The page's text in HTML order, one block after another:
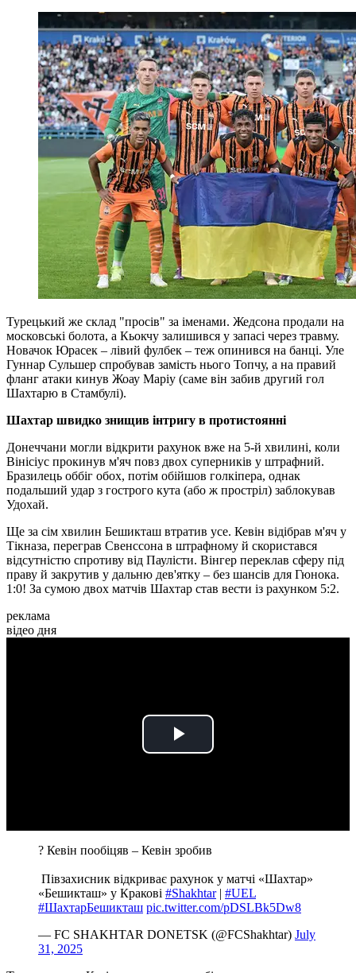
Турецький же склад "просів" за іменами. Жедсона продали на
московські болота, а Кьокчу залишився у запасі через травму.
Новачок Юрасек – лівий фулбек – теж опинився на банці. Уле
Гуннар Сульшер спробував замість нього Топчу, а на правий
фланг атаки кинув Жоау Маріу (саме він забив другий гол
Шахтарю в Стамбулі).
Шахтар швидко знищив інтригу в протистоянні
Донеччани могли відкрити рахунок вже на 5-й хвилині, коли
Вінісіус прокинув м'яч повз двох суперників у штрафний.
Бразилець оббіг обох, потім обійшов голкіпера, однак
подальший удар з гострого кута (або ж простріл) заблокував
Удохай.
Ще за сім хвилин Бешикташ втратив усе. Кевін відібрав м'яч у
Тікназа, переграв Свенссона в штрафному й скористався
відсутністю спротиву від Паулісти. Вінгер переклав сферу під
праву й закрутив у дальню дев'ятку – без шансів для Гюнока.
1:0! За сумою двох матчів Шахтар став вести із рахунком 5:2.
реклама
відео дня
Play
? Кевін пообіцяв – Кевін зробив
️ Півзахисник відкриває рахунок у матчі «Шахтар»
«Бешикташ» у Кракові #Shakhtar| #UEL
#ШахтарБешикташ pic.twitter.com/pDSLBk5Dw8
— FC SHAKHTAR DONETSK (@FCShakhtar) July
31, 2025